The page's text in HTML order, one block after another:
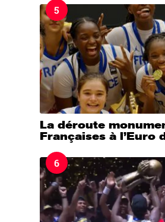
5
La déroute
Françaises à l’Euro
6